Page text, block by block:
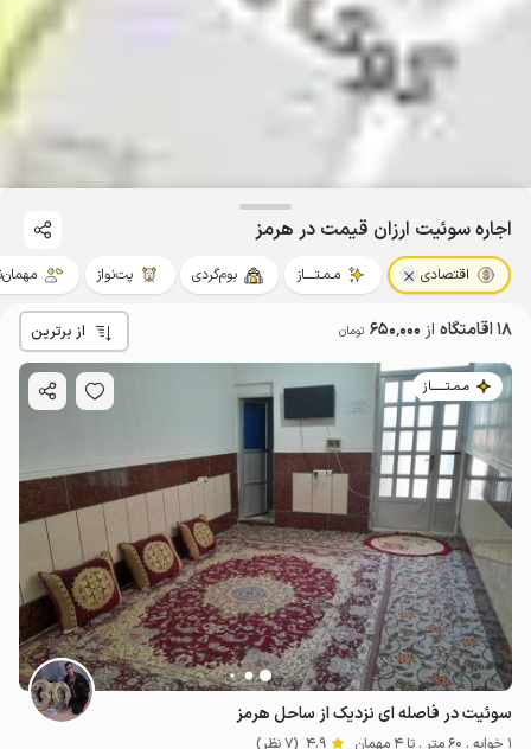
اجاره سوئیت ارزان قیمت در هرمز
اقتصادی مـمـتــــاز بوم‌گردی پت‌نواز
18 اقامتگاه از 650٬000 تومان از برترین
مـمـتــــــاز
سوئیت در فاصله ای نزدیک از ساحل هرمز
1 خوابه . 60 متر . تا 4 مهمان 4.9 (7 نظر)